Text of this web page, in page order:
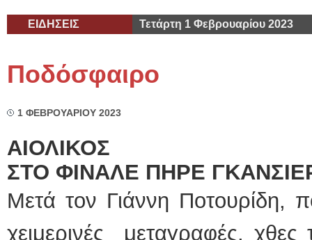
ΕΙΔΗΣΕΙΣ Τετάρτη 1 Φεβρουαρίου 2023
Ποδόσφαιρο
1 ΦΕΒΡΟΥΑΡΙΟΥ 2023
ΑΙΟΛΙΚΟΣ
ΣΤΟ ΦΙΝΑΛΕ ΠΗΡΕ ΓΚΑΝΣΙE
Μετά τον Γιάννη Ποτουρίδη,
χειμερινές μεταγραφές, χθες